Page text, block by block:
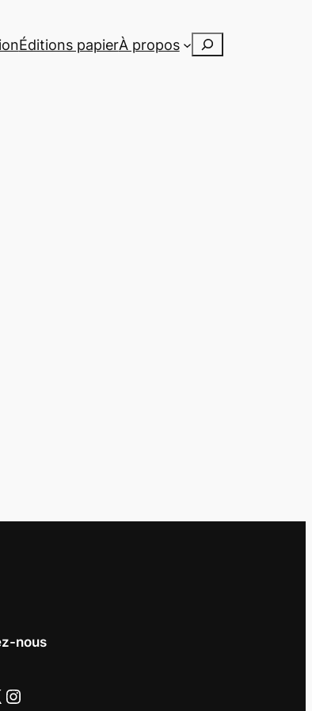
Éditions papierÀ propos Rechercher
nous
Instagram